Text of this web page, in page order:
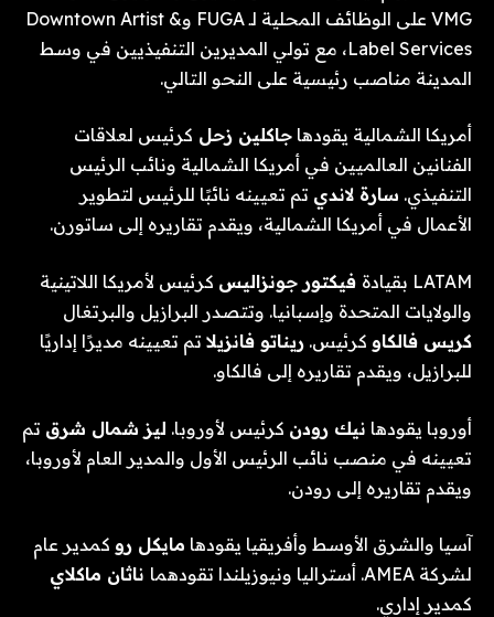
VMG على الوظائف المحلية لـ FUGA وDowntown Artist &
Label Services، مع تولي المديرين التنفيذيين في وسط
المدينة مناصب رئيسية على النحو التالي.
أمريكا الشمالية يقودها جاكلين زحل كرئيس لعلاقات
الفنانين العالميين في أمريكا الشمالية ونائب الرئيس
التنفيذي. سارة لاندي تم تعيينه نائبًا للرئيس لتطوير
الأعمال في أمريكا الشمالية، ويقدم تقاريره إلى ساتورن.
LATAM بقيادة فيكتور جونزاليس كرئيس لأمريكا اللاتينية
والولايات المتحدة وإسبانيا. وتتصدر البرازيل والبرتغال
كريس فالكاو كرئيس. ريناتو فانزيلا تم تعيينه مديرًا إداريًا
للبرازيل، ويقدم تقاريره إلى فالكاو.
أوروبا يقودها نيك رودن كرئيس لأوروبا. ليز شمال شرق تم
تعيينه في منصب نائب الرئيس الأول والمدير العام لأوروبا،
ويقدم تقاريره إلى رودن.
آسيا والشرق الأوسط وأفريقيا يقودها مايكل رو كمدير عام
لشركة AMEA. أستراليا ونيوزيلندا تقودهما
ناثان ماكلاي
كمدير إداري.